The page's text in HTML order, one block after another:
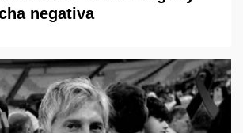
negativa